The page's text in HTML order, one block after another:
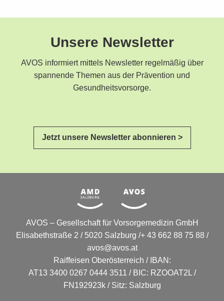
Unsere Newsletter
AVOS informiert mittels Newsletter regelmäßig über
spannende Themen aus der Prävention und
Gesundheitsvorsorge.
Jetzt unsere Newsletter abonnieren >
AVOS – Gesellschaft für Vorsorgemedizin GmbH
Elisabethstraße 2 / 5020 Salzburg /+ 43 662 88 75 88 /
avos@avos.at
Raiffeisen Oberösterreich / IBAN:
AT13 3400 0267 0444 3511 / BIC: RZOOAT2L /
FN192923k / Sitz: Salzburg